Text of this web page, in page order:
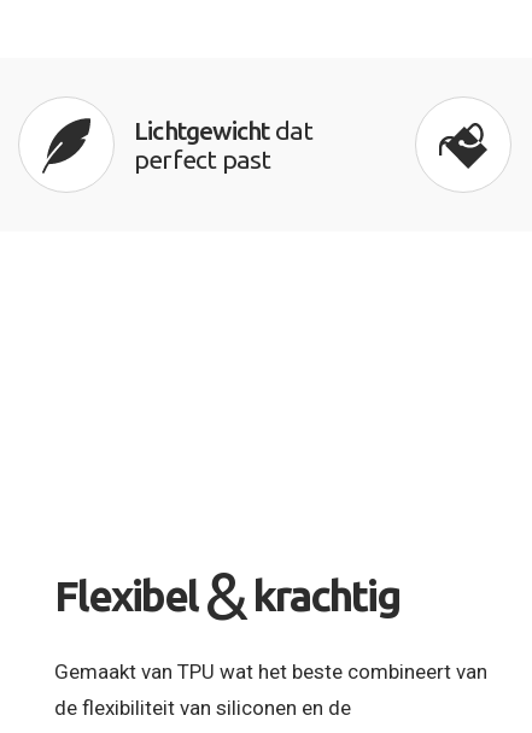
Lichtgewichtdat
perfect past
Flexibel & krachtig
Gemaakt van TPU wat het beste combineert van
de flexibiliteit van siliconen en de